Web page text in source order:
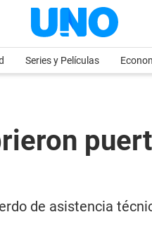
Series y Películas
de asistencia